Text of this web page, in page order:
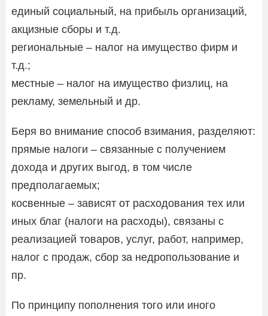
единый социальный, на прибыль организаций,
акцизные сборы и т.д.
региональные – налог на имущество фирм и
т.д.;
местные – налог на имущество физлиц, на
рекламу, земельный и др.
Беря во внимание способ взимания, разделяют:
прямые налоги – связанные с получением
дохода и других выгод, в том числе
предполагаемых;
косвенные – зависят от расходования тех или
иных благ (налоги на расходы), связаны с
реализацией товаров, услуг, работ, например,
налог с продаж, сбор за недропользование и
пр.
По принципу пополнения того или иного